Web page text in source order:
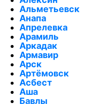
Альметьевск
Анапа
Апрелевка
Арамиль
Аркадак
Армавир
Арск
Артёмовск
Асбест
Аша
Бавлы